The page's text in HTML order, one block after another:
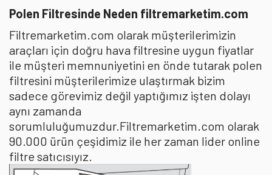
Polen Filtresinde Neden filtremarketim.com
Filtremarketim.com olarak müşterilerimizin
araçları için doğru hava filtresine uygun fiyatlar
ile müşteri memnuniyetini en önde tutarak polen
filtresini müşterilerimize ulaştırmak bizim
sadece görevimiz değil yaptığımız işten dolayı
aynı zamanda
sorumluluğumuzdur.Filtremarketim.com olarak
90.000 ürün çeşidimiz ile her zaman lider online
filtre satıcısıyız.